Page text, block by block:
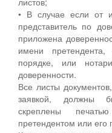
• В случае если от
представитель по
приложена
имени
порядке, или
доверенности.
Все листы
заявкой, должны
скреплены
претендентом или его